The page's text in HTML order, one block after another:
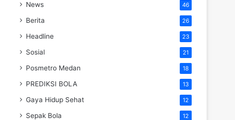
News 46
Berita 26
Headline 23
Sosial 21
Posmetro Medan 18
PREDIKSI BOLA 13
Gaya Hidup Sehat 12
Sepak Bola 12